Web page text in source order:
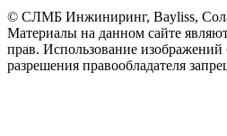
© СЛМБ Инжиниринг, Bayliss,
Материалы на данном сайте
прав. Использование изображений
разрешения правообладателя